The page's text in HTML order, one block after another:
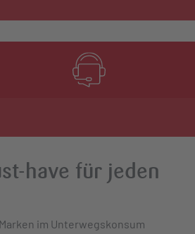
have für jeden
im Unterwegskonsum